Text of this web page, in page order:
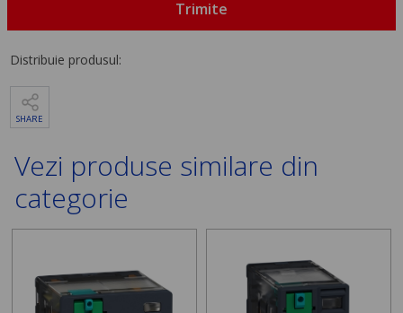
Trimite
Distribuie produsul:
SHARE
Vezi produse similare din
categorie